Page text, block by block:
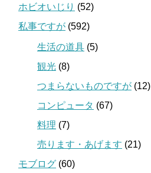
ホビオいじり (52)
私事ですが (592)
生活の道具 (5)
観光 (8)
つまらないものですが (12)
コンピュータ (67)
料理 (7)
売ります・あげます (21)
モブログ (60)